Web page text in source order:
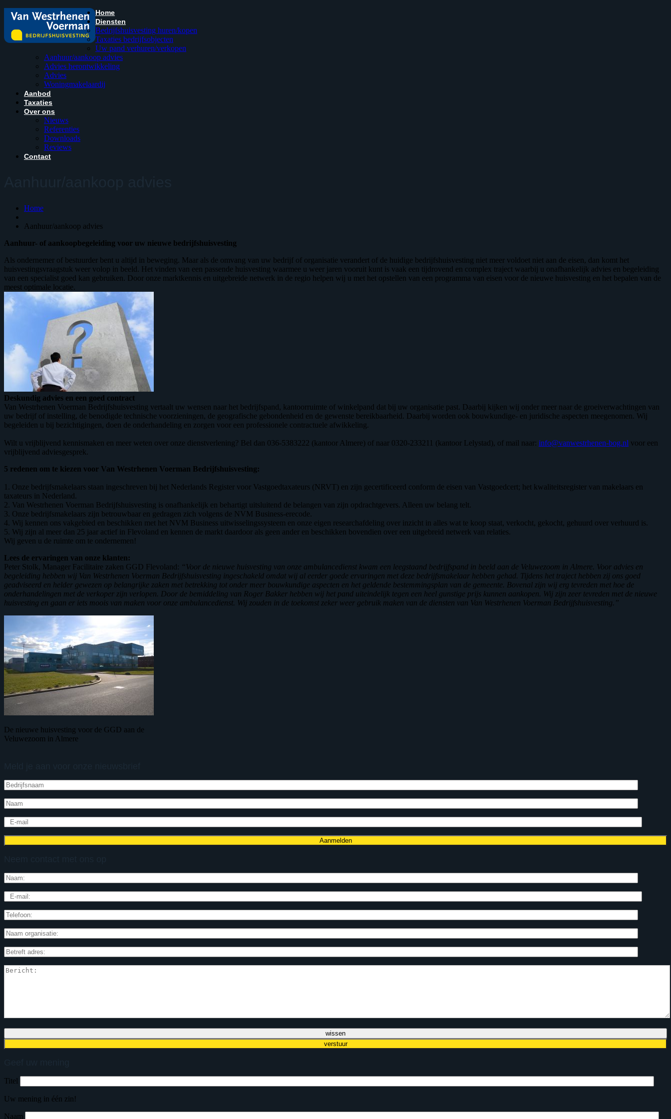
Home
Diensten
Bedrijfshuisvesting huren/kopen
Taxaties bedrijfsobjecten
Uw pand verhuren/verkopen
Aanhuur/aankoop advies
Advies herontwikkeling
Advies
Woningmakelaardij
Aanbod
Taxaties
Over ons
Nieuws
Referenties
Downloads
Reviews
Contact
Home
Aanhuur/aankoop advies
Aanhuur- of aankoopbegeleiding voor uw nieuwe bedrijfshuisvesting
Als ondernemer of bestuurder bent u altijd in beweging. Maar als de omvang van uw bedrijf of organisatie verandert of de huidige bedrijfshuisvesting niet meer voldoet niet aan de eisen, dan komt het
huisvestingsvraagstuk weer volop in beeld. Het vinden van een passende huisvesting waarmee u weer jaren vooruit kunt is vaak een tijdrovend en complex traject waarbij u onafhankelijk advies en begeleiding
van een specialist goed kan gebruiken. Door onze marktkennis en uitgebreide netwerk in de regio helpen wij u met het opstellen van een programma van eisen voor de nieuwe huisvesting en het bepalen van de
meest optimale locatie.
Deskundig advies en een goed contract
Van Westrhenen Voerman Bedrijfshuisvesting vertaalt uw wensen naar het bedrijfspand, kantoorruimte of winkelpand dat bij uw organisatie past. Daarbij kijken wij onder meer naar de groeiverwachtingen van
uw bedrijf of instelling, de benodigde technische voorzieningen, de geografische gebondenheid en de gewenste bereikbaarheid. Daarbij worden ook bouwkundige- en juridische aspecten meegenomen. Wij
begeleiden u bij bezichtigingen, doen de onderhandeling en zorgen voor een professionele contractuele afwikkeling.
Wilt u vrijblijvend kennismaken en meer weten over onze dienstverlening? Bel dan 036-5383222 (kantoor Almere) of naar 0320-233211 (kantoor Lelystad), of mail naar: info@vanwestrhenen-bog.nl voor een
vrijblijvend adviesgesprek.
5 redenen om te kiezen voor Van Westrhenen Voerman Bedrijfshuisvesting:
1. Onze bedrijfsmakelaars staan ingeschreven bij het Nederlands Register voor Vastgoedtaxateurs (NRVT) en zijn gecertificeerd conform de eisen van Vastgoedcert; het kwaliteitsregister van makelaars en
taxateurs in Nederland.
2. Van Westrhenen Voerman Bedrijfshuisvesting is onafhankelijk en behartigt uitsluitend de belangen van zijn opdrachtgevers. Alleen uw belang telt.
3. Onze bedrijfsmakelaars zijn betrouwbaar en gedragen zich volgens de NVM Business-erecode.
4. Wij kennen ons vakgebied en beschikken met het NVM Business uitwisselingssysteem en onze eigen researchafdeling over inzicht in alles wat te koop staat, verkocht, gekocht, gehuurd over verhuurd is.
5. Wij zijn al meer dan 25 jaar actief in Flevoland en kennen de markt daardoor als geen ander en beschikken bovendien over een uitgebreid netwerk van relaties.
Wij geven u de ruimte om te ondernemen!
Lees de ervaringen van onze klanten:
Peter Stolk, Manager Facilitaire zaken GGD Flevoland: “Voor de nieuwe huisvesting van onze ambulancedienst kwam een leegstaand bedrijfspand in beeld aan de Veluwezoom in Almere. Voor advies en
begeleiding hebben wij Van Westrhenen Voerman Bedrijfshuisvesting ingeschakeld omdat wij al eerder goede ervaringen met deze bedrijfsmakelaar hebben gehad. Tijdens het traject hebben zij ons goed
geadviseerd en helder gewezen op belangrijke zaken met betrekking tot onder meer bouwkundige aspecten en het geldende bestemmingsplan van de gemeente. Bovenal zijn wij erg tevreden met hoe de
onderhandelingen met de verkoper zijn verlopen. Door de bemiddeling van Roger Bakker hebben wij het pand uiteindelijk tegen een heel gunstige prijs kunnen aankopen. Wij zijn zeer tevreden met de nieuwe
huisvesting en gaan er iets moois van maken voor onze ambulancedienst. Wij zouden in de toekomst zeker weer gebruik maken van de diensten van Van Westrhenen Voerman Bedrijfshuisvesting.”
De nieuwe huisvesting voor de GGD aan de
Veluwezoom in Almere
Titel
Uw mening in één zin!
Naam